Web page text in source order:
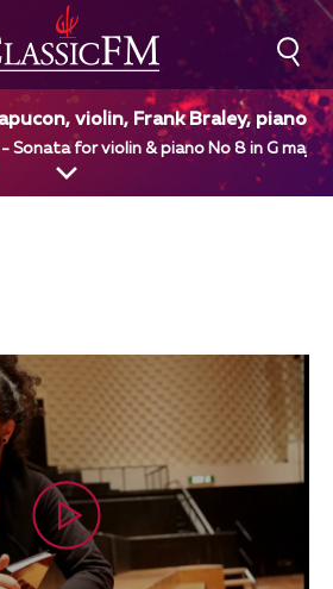
violin, Frank Braley, piano
Sonata for violin & piano No 8 in G major